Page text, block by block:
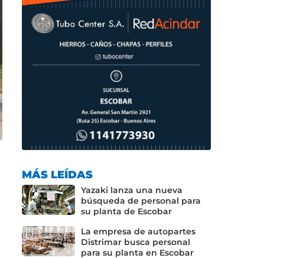
MÁS LEÍDAS
Yazaki lanza una nueva
búsqueda de personal para
su planta de Escobar
La empresa de autopartes
Distrimar busca personal
para su planta en Escobar